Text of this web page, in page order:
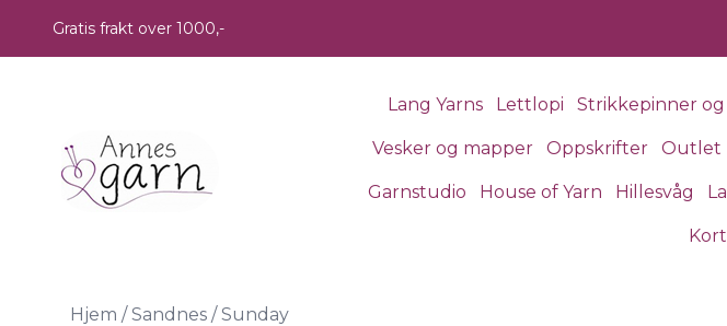
Gratis frakt over 1000,-
Lang Yarns Lettlopi Strikkepinner
Vesker og mapper Oppskrifter Outlet
Garnstudio House of Yarn Hillesvåg
Hjem / Sandnes / Sunday